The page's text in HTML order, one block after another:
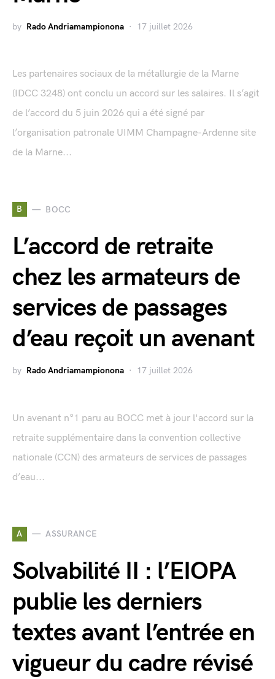
by Rado Andriamampionona 17 juillet 2026
Les partenaires sociaux de la métallurgie de la Marne
(IDCC 3248) ont conclu un accord sur les salaires. Il s’agit
de l’accord du 5 juin 2026 qui a été signé par
l’organisation patronale UIMM Champagne-Ardenne site
de la Marne...
B BOCC
L’accord de retraite
chez les armateurs de
services de passages
d’eau reçoit un avenant
by Rado Andriamampionona 17 juillet 2026
Un avenant n°1 paru au BOCC met à jour l'accord sur la
retraite supplémentaire dans la convention collective
nationale (CCN) des armateurs de services de passages
d’eau...
A ASSURANCE
Solvabilité II : l’EIOPA
publie les derniers
textes avant l’entrée en
vigueur du cadre révisé